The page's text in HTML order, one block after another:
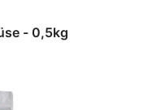
Geflügel mit Gemüse - 0,5kg